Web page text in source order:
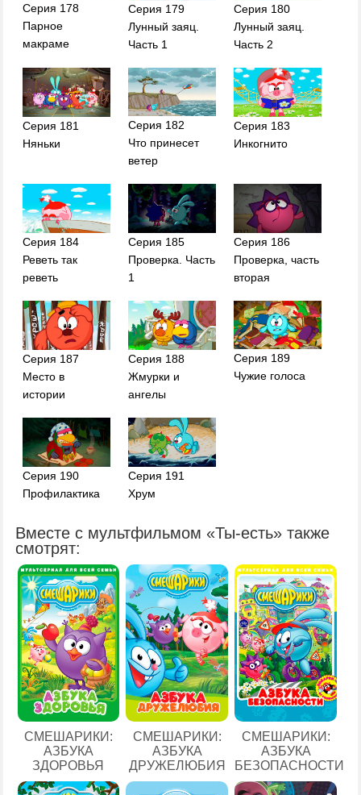
Серия 178
Парное
макраме
Серия 179
Лунный заяц.
Часть 1
Серия 180
Лунный заяц.
Часть 2
Серия 181
Няньки
Серия 182
Что принесет
ветер
Серия 183
Инкогнито
Серия 184
Реветь так
реветь
Серия 185
Проверка. Часть
1
Серия 186
Проверка, часть
вторая
Серия 187
Место в
истории
Серия 188
Жмурки и
ангелы
Серия 189
Чужие голоса
Серия 190
Профилактика
Серия 191
Хрум
Вместе с мультфильмом «Ты-есть» также
смотрят:
СМЕШАРИКИ:
АЗБУКА
ЗДОРОВЬЯ
СМЕШАРИКИ:
АЗБУКА
ДРУЖЕЛЮБИЯ
СМЕШАРИКИ:
АЗБУКА
БЕЗОПАСНОСТИ